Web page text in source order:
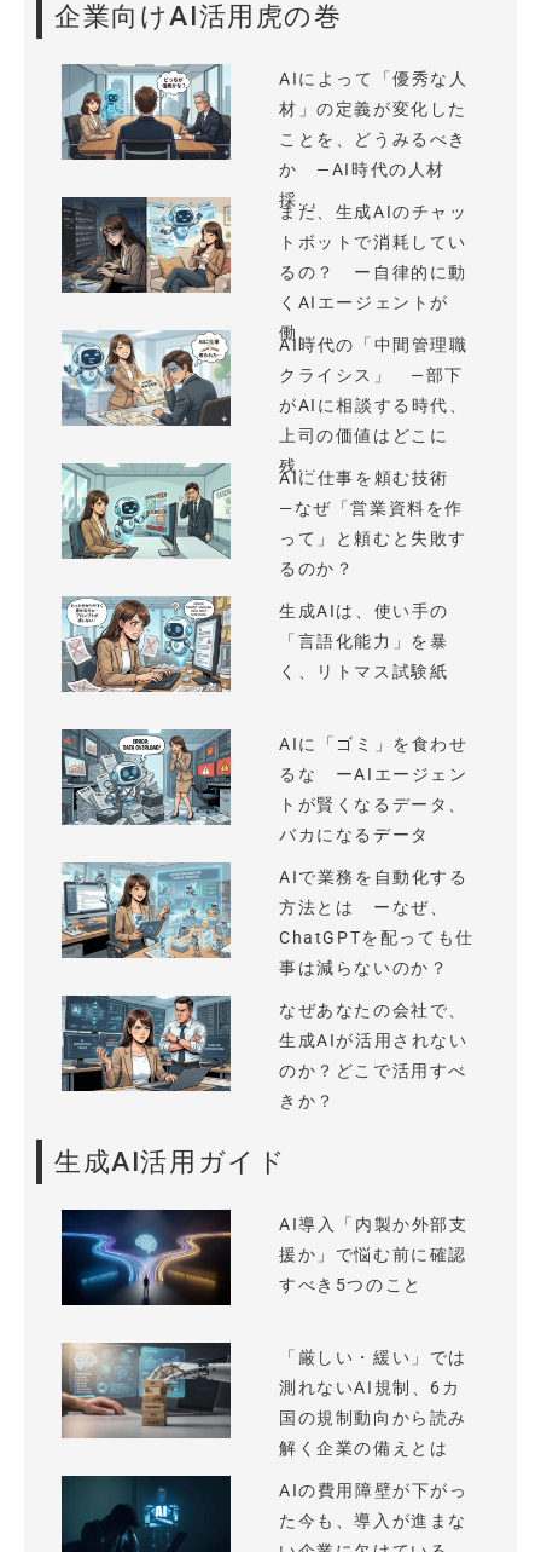
企業向けAI活用虎の巻
AIによって「優秀な人
材」の定義が変化した
ことを、どうみるべき
か —AI時代の人材
採...
まだ、生成AIのチャッ
トボットで消耗してい
るの？ ー自律的に動
くAIエージェントが
働...
AI時代の「中間管理職
クライシス」 —部下
がAIに相談する時代、
上司の価値はどこに
残...
AIに仕事を頼む技術
—なぜ「営業資料を作
って」と頼むと失敗す
るのか？
生成AIは、使い手の
「言語化能力」を暴
く、リトマス試験紙
AIに「ゴミ」を食わせ
るな ーAIエージェン
トが賢くなるデータ、
バカになるデータ
AIで業務を自動化する
方法とは ーなぜ、
ChatGPTを配っても仕
事は減らないのか？
なぜあなたの会社で、
生成AIが活用されない
のか？どこで活用すべ
きか？
生成AI活用ガイド
AI導入「内製か外部支
援か」で悩む前に確認
すべき5つのこと
「厳しい・緩い」では
測れないAI規制、6カ
国の規制動向から読み
解く企業の備えとは
AIの費用障壁が下がっ
た今も、導入が進まな